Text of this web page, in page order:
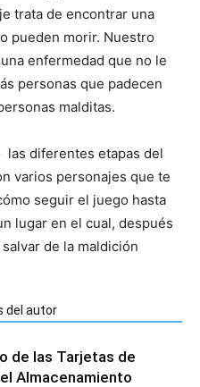
trata de encontrar una
pueden morir. Nuestro
enfermedad que no le
personas que padecen
malditas.
las diferentes etapas del
varios personajes que te
seguir el juego hasta
lugar en el cual, después
de la maldición
del autor
de las Tarjetas de
Almacenamiento